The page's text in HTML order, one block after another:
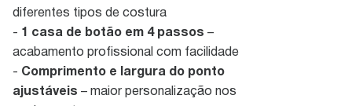
diferentes tipos de costura
- 1 casa de botão em 4 passos –
acabamento profissional com facilidade
- Comprimento e largura do ponto
ajustáveis – maior personalização nos